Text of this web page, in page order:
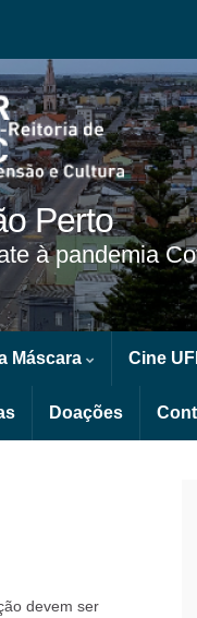
Perto
à pandemia
Máscara Cine
Doações
devem ser